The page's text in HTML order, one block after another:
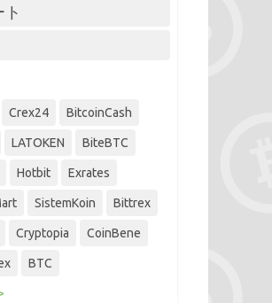
Crex24 BitcoinCash
LATOKEN BiteBTC
Hotbit Exrates
SistemKoin Bittrex
Cryptopia CoinBene
BTC